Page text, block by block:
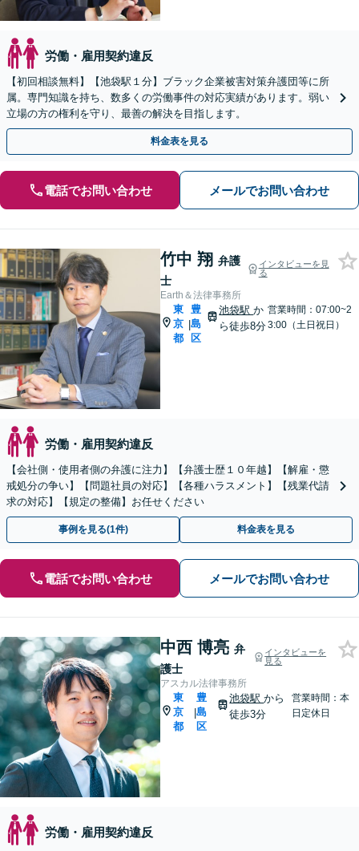
労働・雇用契約違反
【初回相談無料】【池袋駅１分】ブラック企業被害対策弁護団等に所
属。専門知識を持ち、数多くの労働事件の対応実績があります。弱い
立場の方の権利を守り、最善の解決を目指します。
料金表を見る
電話でお問い合わせ メールでお問い合わせ
竹中 翔 弁護
士
インタビューを見
る
Earth＆法律事務所
東
京
都
|
豊
島
区
池袋駅か
ら徒歩8分
営業時間：07:00~2
3:00（土日祝日）
労働・雇用契約違反
【会社側・使用者側の弁護に注力】【弁護士歴１０年越】【解雇・懲
戒処分の争い】【問題社員の対応】【各種ハラスメント】【残業代請
求の対応】【規定の整備】お任せください
事例を見る(1件) 料金表を見る
電話でお問い合わせ メールでお問い合わせ
中西 博亮 弁
護士
インタビューを
見る
アスカル法律事務所
東
京
都
|
豊
島
区
池袋駅から
徒歩3分
営業時間：本
日定休日
労働・雇用契約違反